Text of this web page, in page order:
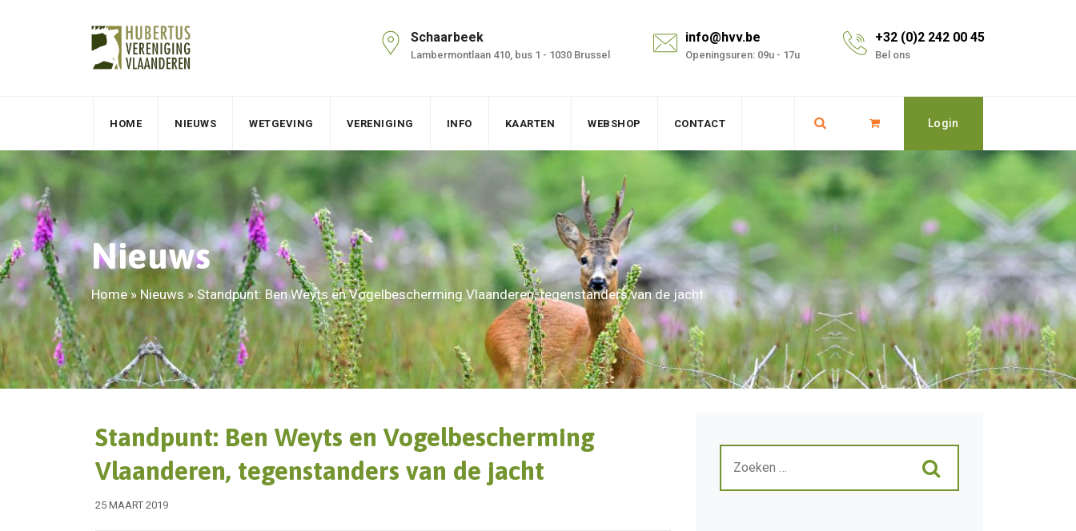
Schaarbeek
Lambermontlaan 410, bus 1 - 1030 Brussel
info@hvv.be
Openingsuren: 09u - 17u
+32 (0)2 242 00 45
Bel ons
HOME NIEUWS WETGEVING VERENIGING INFO KAARTEN WEBSHOP CONTACT Login
Nieuws
Home» Nieuws » Standpunt: Ben Weyts en Vogelbescherming Vlaanderen, tegenstanders van de jacht
Standpunt: Ben Weyts en Vogelbescherming
Vlaanderen, tegenstanders van de jacht
25 MAART 2019